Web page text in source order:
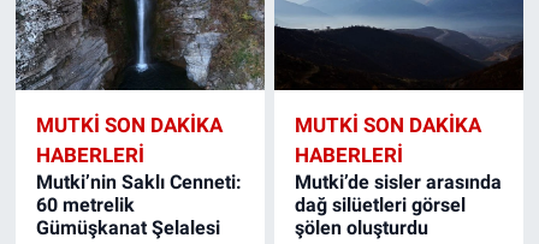
MUTKI SON DAKIKA
HABERLERI
Mutki’nin Saklı Cenneti:
60 metrelik
Gümüşkanat Şelalesi
MUTKI SON DAKIKA
HABERLERI
Mutki’de sisler arasında
dağ silüetleri görsel
şölen oluşturdu